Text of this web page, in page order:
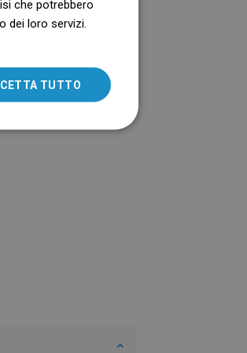
della doccia.
SLOVAK
ROMANIAN
FRENCH
che potrebbero
dei loro servizi.
TUTTO